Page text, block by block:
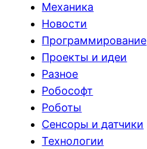
Механика
Новости
Программирование
Проекты и идеи
Разное
Робософт
Роботы
Сенсоры и датчики
Технологии